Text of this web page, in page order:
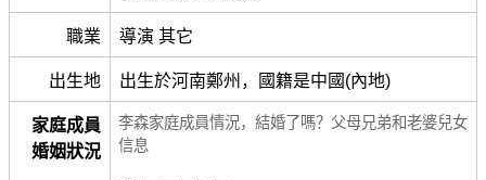
職業 導演 其它
出生地 出生於河南鄭州，國籍是中國(內地)
家庭成員
婚姻狀況
李森家庭成員情況，結婚了嗎？父母兄弟和老婆兒女
信息